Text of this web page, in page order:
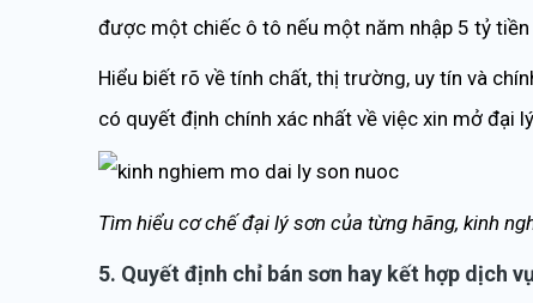
được một chiếc ô tô nếu một năm nhập 5 tỷ tiền
Hiểu biết rõ về tính chất, thị trường, uy tín và
có quyết định chính xác nhất về việc xin mở đại
Tìm hiểu cơ chế đại lý sơn của từng hãng, kinh
5. Quyết định chỉ bán sơn hay kết hợp dịch